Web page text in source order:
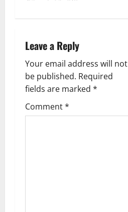
v
i
g
a
Leave a Reply
Your email address will not
be published. Required
fields are marked *
Comment*